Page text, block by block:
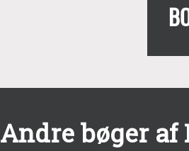
Andre bøger